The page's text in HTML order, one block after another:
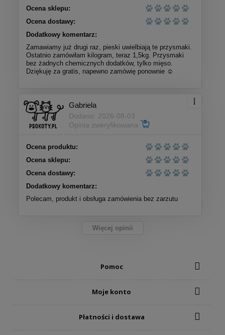
Ocena sklepu:
Ocena dostawy:
Dodatkowy komentarz:
Zamawiamy już drugi raz, pieski uwielbiają te przysmaki.
Ostatnio zamówiłam kilogram, teraz 1,5kg. Przysmaki
bez żadnych chemicznych dodatków, tylko mięso.
Dziękuję za gratis, napewno zamówię ponownie ☺️
Gabriela
Dodano: 2026-08-03
Opinia zweryfikowana
Ocena produktu:
Ocena sklepu:
Ocena dostawy:
Dodatkowy komentarz:
Polecam, produkt i obsługa zamówienia bez zarzutu
Więcej opinii
Pomoc
Moje konto
Płatności i dostawa